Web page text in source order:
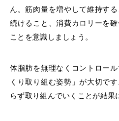
ん。筋肉量を増やして維持す
続けること、消費カロリーを
ことを意識しましょう。
体脂肪を無理なくコントロー
くり取り組む姿勢」が大切で
らず取り組んでいくことが結果